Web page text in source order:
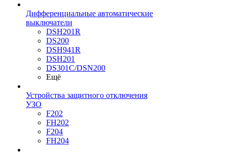
Дифференциальные автоматические
выключатели
DSH201R
DS200
DSH941R
DSH201
DS301C/DSN200
Ещё
Устройства защитного отключения
УЗО
F202
FH202
F204
FH204